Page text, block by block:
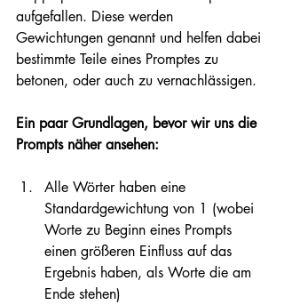
aufgefallen. Diese werden
Gewichtungen genannt und helfen dabei
bestimmte Teile eines Promptes zu
betonen, oder auch zu vernachlässigen.
Ein paar Grundlagen, bevor wir uns die
Prompts näher ansehen:
Alle Wörter haben eine
Standardgewichtung von 1 (wobei
Worte zu Beginn eines Prompts
einen größeren Einfluss auf das
Ergebnis haben, als Worte die am
Ende stehen)